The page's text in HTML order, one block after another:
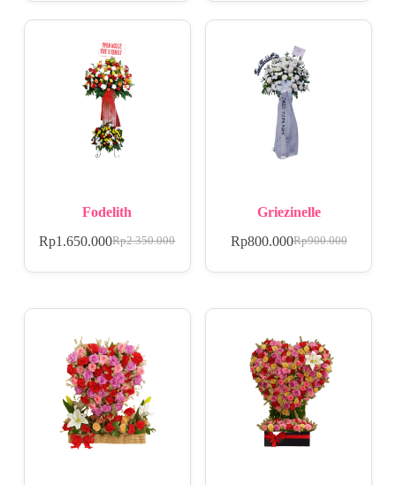
Fodelith
Rp2.350.000
Rp1.650.000
Griezinelle
Rp900.000
Rp800.000